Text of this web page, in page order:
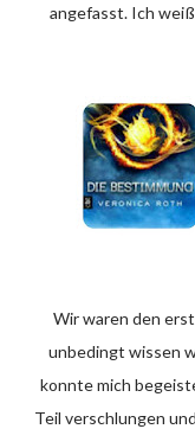
angefasst. Ich
Wir waren den ersten Film im Kino gucken und ich musste
unbedingt wissen
konnte mich
Teil verschlungen